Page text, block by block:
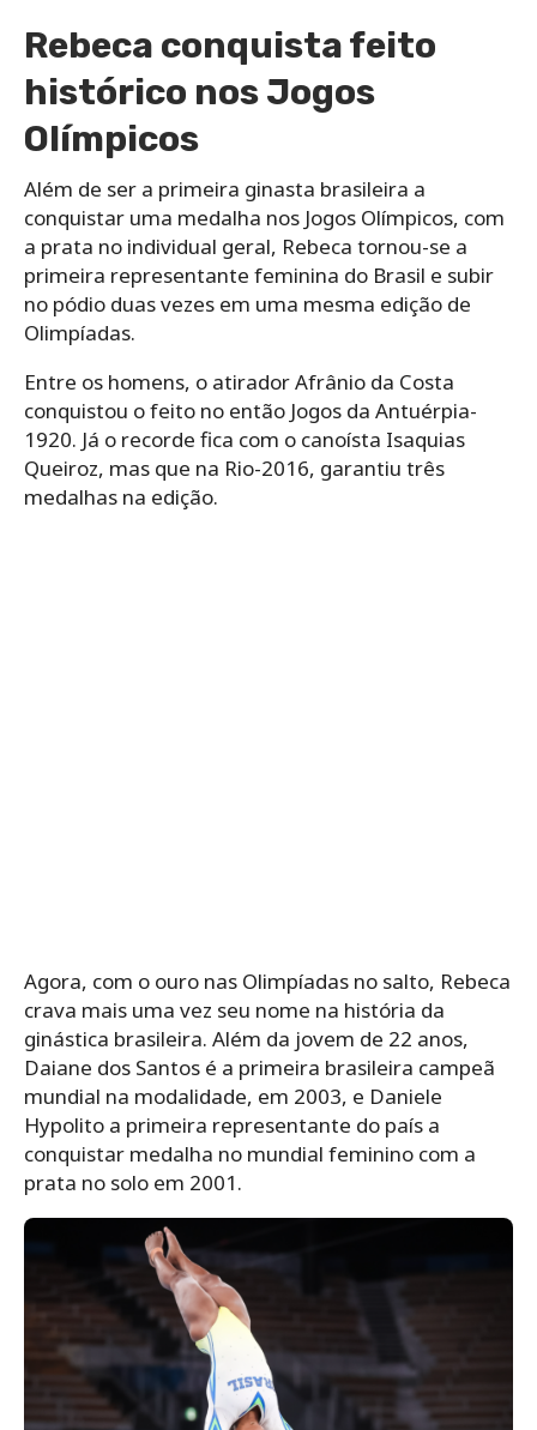
Rebeca conquista feito
histórico nos Jogos
Olímpicos
Além de ser a primeira ginasta brasileira a
conquistar uma medalha nos Jogos Olímpicos, com
a prata no individual geral, Rebeca tornou-se a
primeira representante feminina do Brasil e subir
no pódio duas vezes em uma mesma edição de
Olimpíadas.
Entre os homens, o atirador Afrânio da Costa
conquistou o feito no então Jogos da Antuérpia-
1920. Já o recorde fica com o canoísta Isaquias
Queiroz, mas que na Rio-2016, garantiu três
medalhas na edição.
Agora, com o ouro nas Olimpíadas no salto, Rebeca
crava mais uma vez seu nome na história da
ginástica brasileira. Além da jovem de 22 anos,
Daiane dos Santos é a primeira brasileira campeã
mundial na modalidade, em 2003, e Daniele
Hypolito a primeira representante do país a
conquistar medalha no mundial feminino com a
prata no solo em 2001.